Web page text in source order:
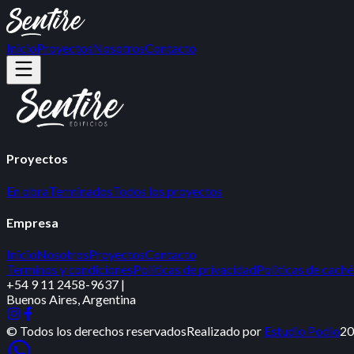
InicioProyectosNosotrosContacto
Proyectos
En obraTerminadosTodos los proyectos
Empresa
InicioNosotrosProyectosContacto
Terminos y condicionesPolíticas de privacidadPoliticas de caché
+54 9 11 2458-9637 |
Buenos Aires, Argentina
© Todos los derechos reservadosRealizado por Estudio Podio